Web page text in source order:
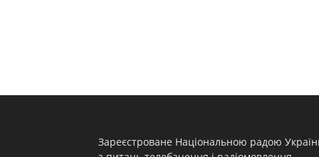
Зареєстроване Національною радою